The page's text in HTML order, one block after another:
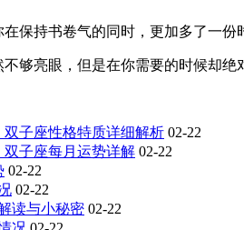
保持书卷气的同时，更加多了一份
够亮眼，但是在你需要的时候却绝
子座性格特质详细解析 02-22
子座每月运势详解 02-22
02-22
02-22
读与小秘密 02-22